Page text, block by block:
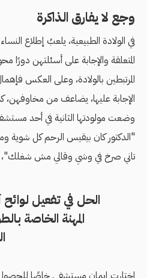
وجع لا يفارق الذاكرة
في الولادة الطبيعية، يلعبُ إطلاع
المتعلقة والإجابة على أسئلتهن دورًا
المرتبطين بالولادة، وعلى العكس
الإجابة عليها، يضاعف من
وضعت مولودتها الثانية في أحد
"الدكتور كان بيقيس الرحم كل شوية
تاني صرخ في وشي وقالي مش شغلك"،
الحل في تفعيل
المهنة الخاصة